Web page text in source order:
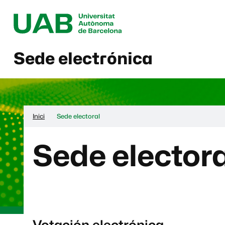
Sede electrónica
Inici Sede electoral
Sede